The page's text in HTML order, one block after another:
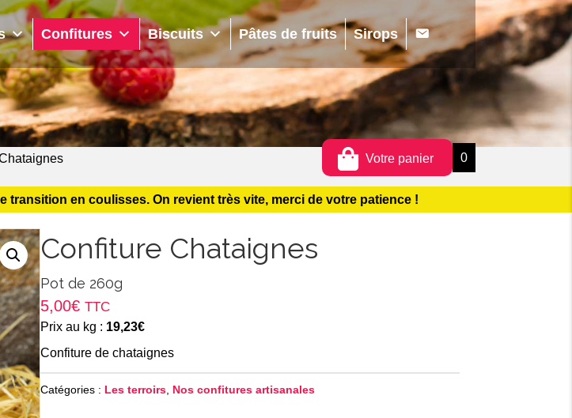
Pâtes de fruits Sirops
Confitures Biscuits Pâtes de fruits Sirops
Votre panier 0
en coulisses. On revient très vite, merci de votre patience !
Confiture Chataignes
Pot de 260g
5,00€ TTC
Prix au kg : 19,23€
Confiture de chataignes
Catégories : Les terroirs Nos confitures artisanales